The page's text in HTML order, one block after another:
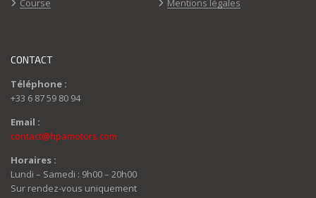
Course
Mentions légales
CONTACT
Téléphone :
+33 6 87 59 80 94
Email :
contact@hpamotors.com
Horaires :
Lundi – Samedi : 9h00 – 20h00
Sur rendez-vous uniquement